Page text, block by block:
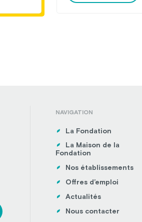
[…]
NAVIGATION
La Fondation
La Maison de la
Fondation
Nos établissements
Offres d’emploi
Actualités
Nous contacter